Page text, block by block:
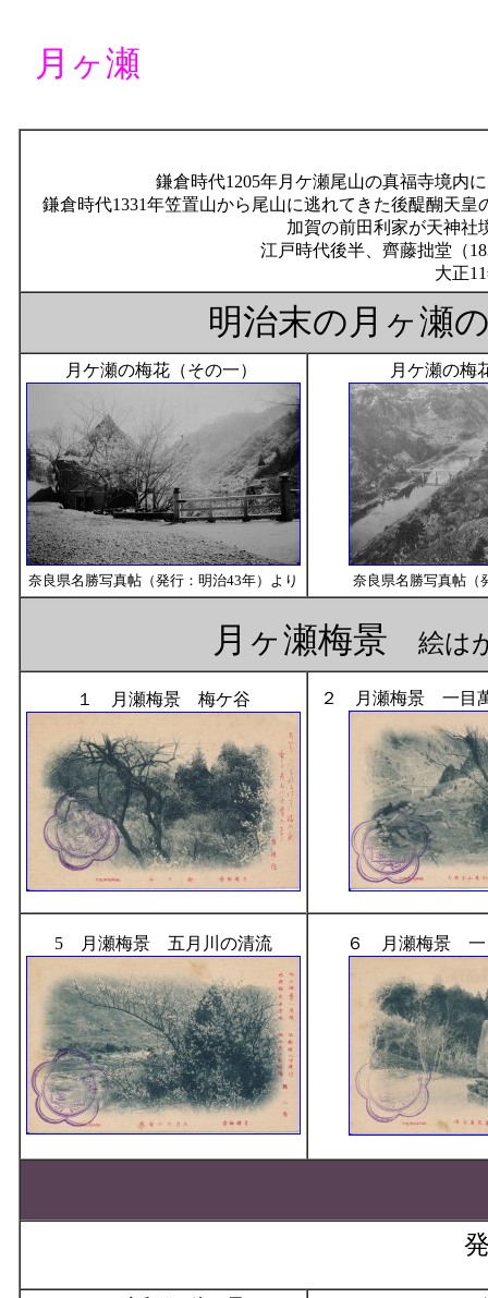
月ヶ瀬
鎌倉時代1205年月ケ瀬尾山の真福寺境内
鎌倉時代1331年笠置山から尾山に逃れてきた後醍醐天
加賀の前田利家が天神社
江戸時代後半、齊藤拙堂（
大正
明治末の月ヶ瀬
月ケ瀬の梅花（その一）
奈良県名勝写真帖（発行：明治43年）より
月ケ瀬の梅
奈良県名勝写真帖（
月ヶ瀬梅景 絵は
１ 月瀬梅景 梅ケ谷 ２ 月瀬梅景 一目
5 月瀬梅景 五月川の清流 ６ 月瀬梅景 一